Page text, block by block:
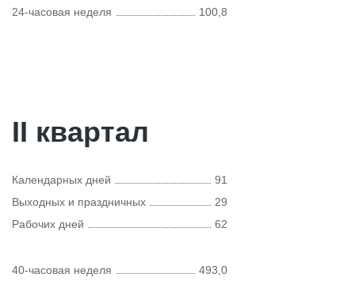
24-часовая неделя
100,8
II квартал
Календарных дней
91
Выходных и праздничных
29
Рабочих дней
62
40-часовая неделя
493,0